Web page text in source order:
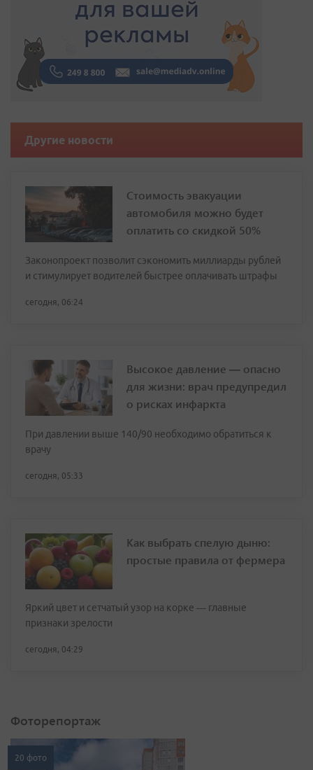
Другие новости
Стоимость эвакуации
автомобиля можно будет
оплатить со скидкой 50%
Законопроект позволит сэкономить миллиарды рублей
и стимулирует водителей быстрее оплачивать штрафы
сегодня, 06:24
Высокое давление — опасно
для жизни: врач предупредил
о рисках инфаркта
При давлении выше 140/90 необходимо обратиться к
врачу
сегодня, 05:33
Как выбрать спелую дыню:
простые правила от фермера
Яркий цвет и сетчатый узор на корке — главные
признаки зрелости
сегодня, 04:29
Фоторепортаж
20 фото